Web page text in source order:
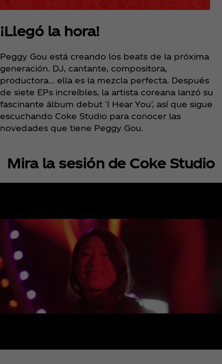
¡Llegó la hora!
Peggy Gou está creando los beats de la próxima
generación. DJ, cantante, compositora,
productora... ella es la mezcla perfecta. Después
de siete EPs increíbles, la artista coreana lanzó su
fascinante álbum debut 'I Hear You', así que sigue
escuchando Coke Studio para conocer las
novedades que tiene Peggy Gou.
Mira la sesión de Coke Studio